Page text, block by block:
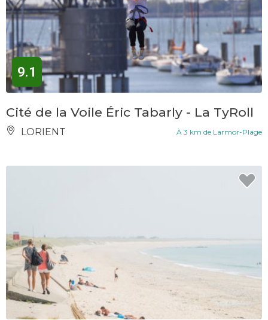
9.1
Cité de la Voile Éric Tabarly - La TyRoll
LORIENT À 3 km de Larmor-Plage